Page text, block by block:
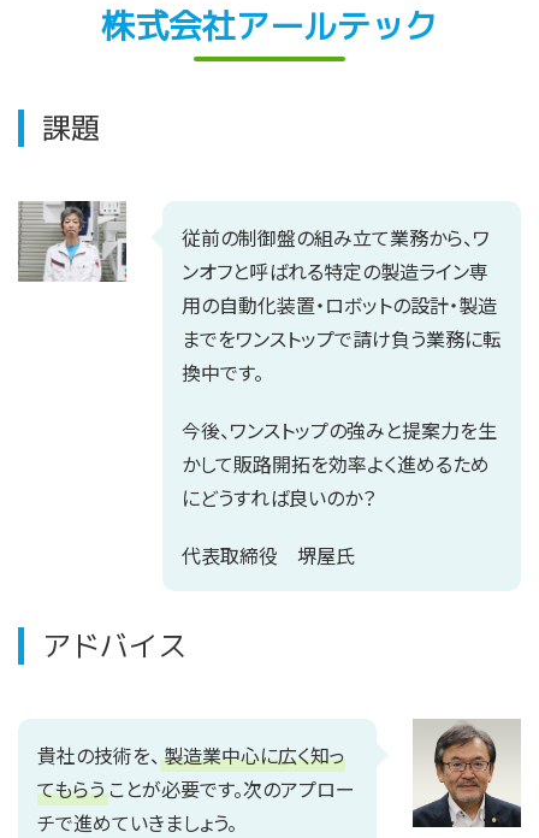
株式会社アールテック
課題
従前の制御盤の組み立て業務から、ワ
ンオフと呼ばれる特定の製造ライン専
用の自動化装置・ロボットの設計・製造
までをワンストップで請け負う業務に転
換中です。
今後、ワンストップの強みと提案力を生
かして販路開拓を効率よく進めるため
にどうすれば良いのか？
代表取締役 堺屋氏
アドバイス
貴社の技術を、 製造業中心に広く知っ
てもらう ことが必要です。次のアプロー
チで進めていきましょう。